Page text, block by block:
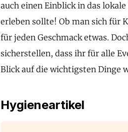
auch einen Einblick in das
erleben sollte! Ob man sich für
für jeden Geschmack etwas.
sicherstellen, dass ihr für alle
Blick auf die wichtigsten Dinge
Hygieneartikel